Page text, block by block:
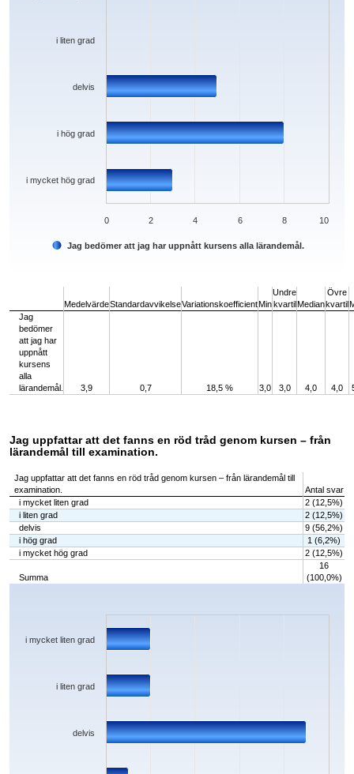
Jag bedömer att jag har uppnått kursens alla lärandemål.
i mycket hög grad
i hög grad
delvis
i liten grad
0 2 4 6 8 10
MedelvärdeStandardavvikelseVariationskoefficientMin
Undre
kvartilMedian
Övre
kvartil
Jag
bedömer
att jag har
uppnått
kursens
alla
lärandemål.
3,9 0,7 18,5 % 3,0 3,0 4,0 4,0
Jag uppfattar att det fanns en röd tråd genom kursen – från
lärandemål till examination.
Jag uppfattar att det fanns en röd tråd genom kursen – från lärandemål till
examination.
Antal svar
i mycket liten grad
2 (12,5%)
i liten grad
2 (12,5%)
delvis
9 (56,2%)
i hög grad
1 (6,2%)
i mycket hög grad
2 (12,5%)
Summa
16
(100,0%)
Chart
The chart has 1 X axis displaying categories.
The chart has 1 Y axis displaying values. Data ranges from 1 to 9.
delvis
i liten grad
i mycket liten grad